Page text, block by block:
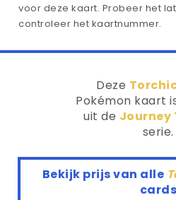
voor deze kaart. Probeer het
controleer het kaartnummer.
Deze
Pokémon kaart
uit de Journey
serie.
Bekijk prijs van alle
cards